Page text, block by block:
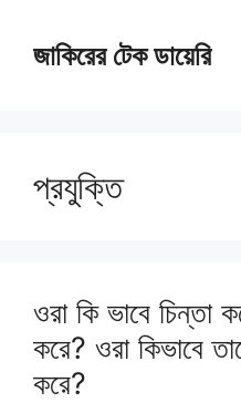
জাকিরের টেক ডায়েরি
প্রযুক্তি
ওরা কি ভাবে চিন্তা
করে? ওরা কিভাবে
করে?